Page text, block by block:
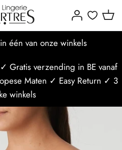
één van onze winkels
Gratis verzending in BE vanaf
Maten ✓ Easy Return ✓ 3
winkels